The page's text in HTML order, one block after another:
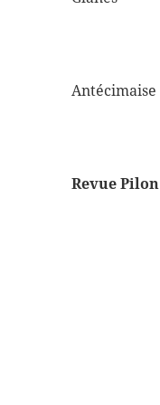
Antécimaise
Revue Pilon